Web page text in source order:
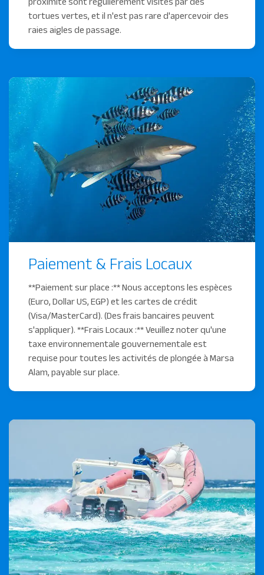
tortues vertes, et il n'est pas rare d'apercevoir des
raies aigles de passage.
Paiement & Frais Locaux
**Paiement sur place :** Nous acceptons les espèces
(Euro, Dollar US, EGP) et les cartes de crédit
(Visa/MasterCard). (Des frais bancaires peuvent
s'appliquer). **Frais Locaux :** Veuillez noter qu'une
taxe environnementale gouvernementale est
requise pour toutes les activités de plongée à Marsa
Alam, payable sur place.